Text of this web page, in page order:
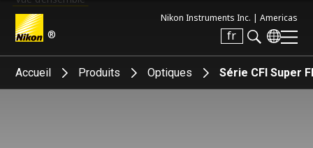
®
Nikon Instruments Inc. | Americas
fr
Search keyword(s)
Accueil Produits Optiques Série CFI Super